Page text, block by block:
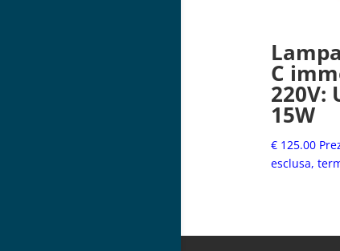
C
220V:
15W
€125.00
esclusa,